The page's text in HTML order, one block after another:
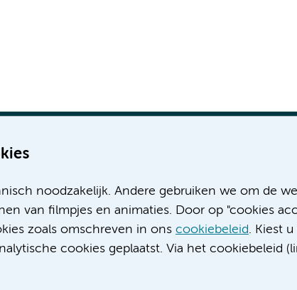
noodzakelijk. Andere gebruiken we om de
van filmpjes en animaties. Door op "cookies
zoals omschreven in ons cookiebeleid. Kiest
cookies geplaatst. Via het cookiebeleid
Meer Amsterdam UMC websites:
Werken bij Amsterdam UMC
Over Amsterdam UMC